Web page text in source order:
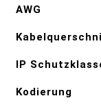
AWG
IP
Kodierung